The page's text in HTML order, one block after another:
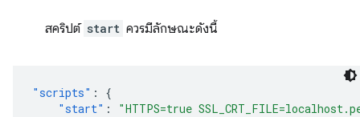
สคริปต์ start ควรมีลักษณะดังนี้
"scripts" :
{
"start" : "HTTPS=true